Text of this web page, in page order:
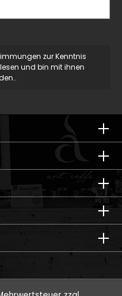
zur Kenntnis
und bin mit ihnen